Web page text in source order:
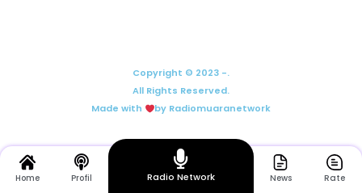
Copyright © 2023 -.
All Rights Reserved.
Made with
by Radiomuaranetwork
Home Profil Radio Network News Rate